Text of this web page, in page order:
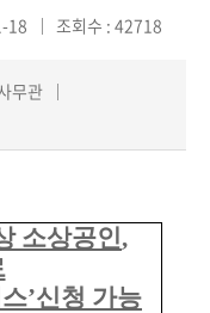
18 조회수 : 42718
무관
소상공인,
’신청 가능